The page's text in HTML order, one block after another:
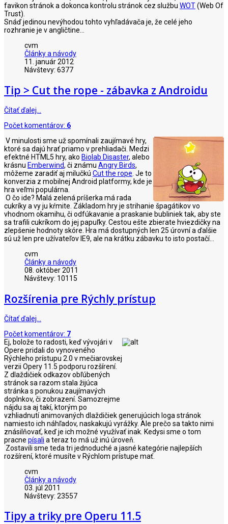
favikon stránok a dokonca kontrolu stránok cez službu WOT(Web Of
Trust).
Snáď jedinou nevýhodou tohto vyhľadávača je, že celé jeho
rozhranie je v angličtine...
cvm
Články a návody
11. január 2012
Návštevy: 6377
Tip > Cut the rope - zábavka z Androidu
Čítať ďalej…
Počet komentárov: 6
V minulosti sme už spomínali zaujímavé hry,
ktoré sa dajú hrať priamo v prehliadači. Medzi
efektné HTML5 hry, ako Biolab Disaster, alebo
krásnu Emberwind, či známu Angry Birds,
môžeme zaradiť aj milučkú Cut the rope. Je to
konverzia z mobilnej Android platformy, kde je
hra veľmi populárna.
O čo ide? Malá zelená príšerka má rada
cukríky a vy ju kŕmite. Základom hry je strihanie špagátikov vo
vhodnom okamihu, či odfúkavanie a praskanie bubliniek tak, aby ste
sa trafili cukríkom do jej papuľky. Cestou ešte zbierate hviezdičky na
zlepšenie hodnoty skóre. Hra má dostupných len 25 úrovní a ďalšie
sú už len pre užívateľov IE9, ale na krátku zábavku to isto postačí...
cvm
Články a návody
08. október 2011
Návštevy: 10115
Rozšírenia pre Rýchly prístup
Čítať ďalej…
Počet komentárov: 7
Ej, bolože to radosti, keď vývojári v
Opere pridali do vynoveného
Rýchleho prístupu 2.0 v mečiarovskej
verzii Opery 11.5 podporu rozšírení.
Z dlaždičiek odkazov obľúbených
stránok sa razom stala žijúca
stránka s ponukou zaujímavých
doplnkov, či zobrazení. Samozrejme
nájdu sa aj takí, ktorým po
vzhliadnutí animovaných dlaždičiek generujúcich loga stránok
namiesto ich náhľadov, naskakujú vyrážky. Ale prečo sa takto nimi
znásilňovať, keď je ich možné využívať inak. Kedysi sme o tom
pracne písali a teraz to má už inú úroveň.
Zostavili sme teda tri jednoduché a jasné kategórie najlepších
rozšírení, ktoré musíte v Rýchlom prístupe mať.
cvm
Články a návody
03. júl 2011
Návštevy: 23557
Tipy a triky pre Operu 11.5